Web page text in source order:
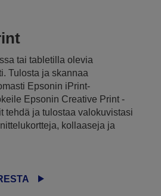
tai tabletilla olevia
Tulosta ja skannaa
Epsonin iPrint-
Epsonin Creative Print -
tehdä ja tulostaa valokuvistasi
kollaaseja ja